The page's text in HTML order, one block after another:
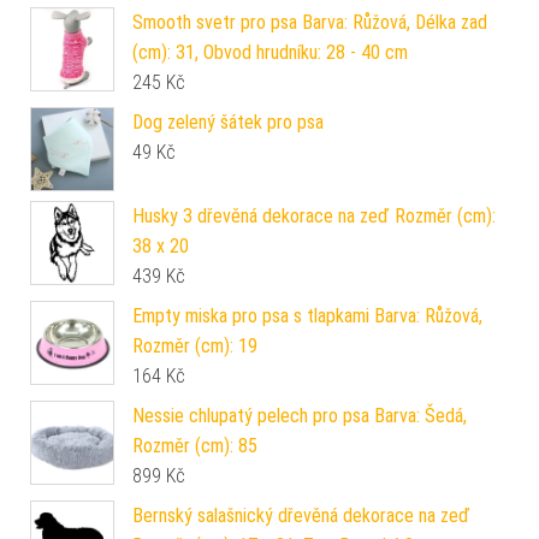
Smooth svetr pro psa Barva: Růžová, Délka zad
(cm): 31, Obvod hrudníku: 28 - 40 cm
245 Kč
Dog zelený šátek pro psa
49 Kč
Husky 3 dřevěná dekorace na zeď Rozměr (cm):
38 x 20
439 Kč
Empty miska pro psa s tlapkami Barva: Růžová,
Rozměr (cm): 19
164 Kč
Nessie chlupatý pelech pro psa Barva: Šedá,
Rozměr (cm): 85
899 Kč
Bernský salašnický dřevěná dekorace na zeď